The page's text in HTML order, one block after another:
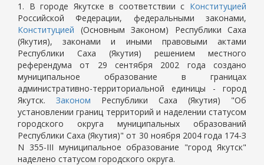
1. В городе Якутске в соответствии с Конституцией
Российской Федерации, федеральными законами,
Конституцией (Основным Законом) Республики Саха
(Якутия), законами и иными правовыми актами
Республики Саха (Якутия) решением местного
референдума от 29 сентября 2002 года создано
муниципальное образование в границах
административно-территориальной единицы - город
Якутск. Законом Республики Саха (Якутия) "Об
установлении границ территорий и наделении статусом
городского округа муниципальных образований
Республики Саха (Якутия)" от 30 ноября 2004 года 174-З
N 355-III муниципальное образование "город Якутск"
наделено статусом городского округа.